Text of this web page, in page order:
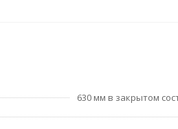
630 мм в закрытом